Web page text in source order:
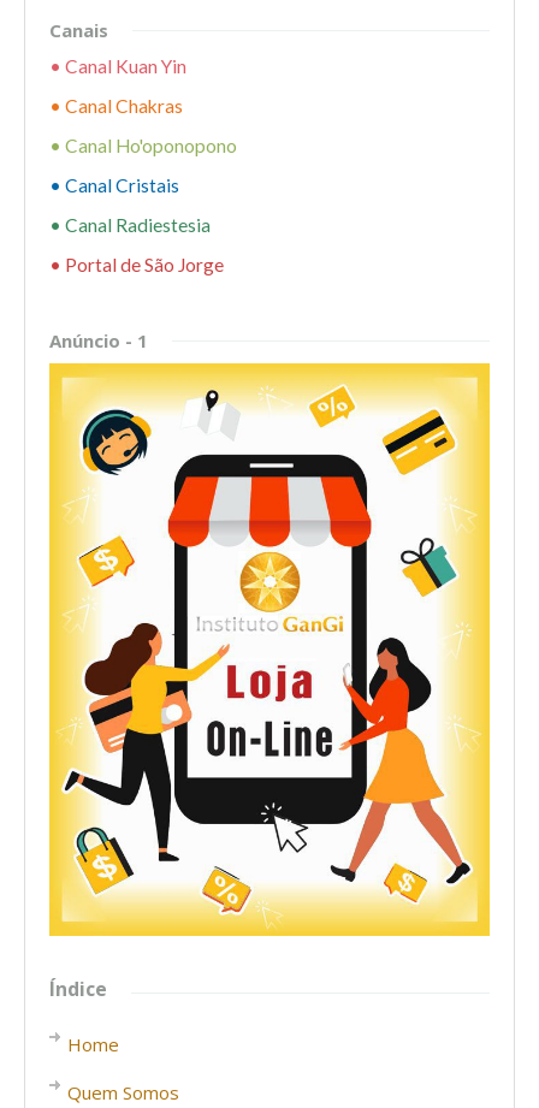
Canais
• Canal Kuan Yin
• Canal Chakras
• Canal Ho'oponopono
• Canal Cristais
• Canal Radiestesia
• Portal de São Jorge
Anúncio - 1
Índice
Home
Quem Somos